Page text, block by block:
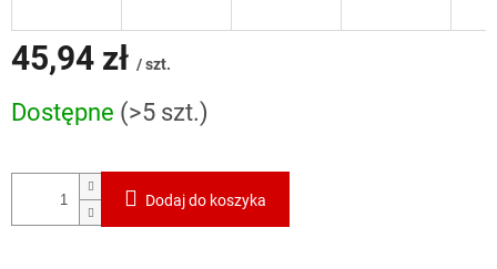
45,94 zł / szt.
jednostkowa:
Dostępne (>5 szt.)
Dodaj do koszyka